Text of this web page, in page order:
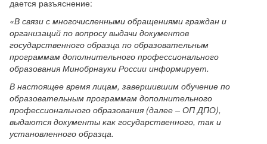
дается разъяснение:
«В связи с многочисленными обращениями граждан и
организаций по вопросу выдачи документов
государственного образца по образовательным
программам дополнительного профессионального
образования Минобрнауки России информирует.
В настоящее время лицам, завершившим обучение по
образовательным программам дополнительного
профессионального образования (далее – ОП ДПО),
выдаются документы как государственного, так и
установленного образца.